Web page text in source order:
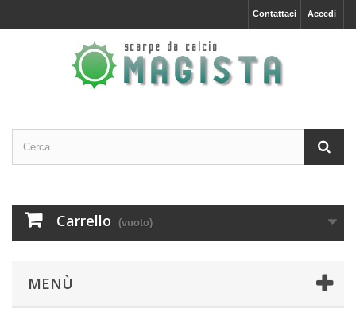
Accedi
Contattaci
Carrello (vuoto)
MENÙ